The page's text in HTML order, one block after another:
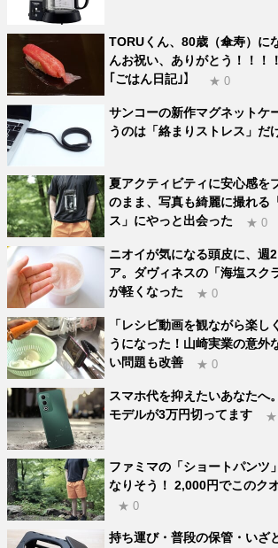
TORUくん、80歳（傘寿）に
んお祝い、ありがとう！！！
｢ごはん日記｣】
★ 0
サンコーの新作マグネットケ
うのは「絡まりストレス」だ
夏アクティビティに安心感を
のまま、写真も綺麗に撮れる
ス」にやっと出会った
★ 0
ニオイが気になる頭皮に、週
ア。ダヴィネスの「海塩スク
が軽くなった
★ 0
「レシピ動画を観ながら楽し
うになった！山崎実業の意外
い問題も改善
★ 0
スマホ代を抑えたいあなたへ
モデルが3万円切ってます
★
ファミマの「ショートパンツ
なりそう！ 2,000円でこのク
★ 0
持ち運び・普段の保管・いざ